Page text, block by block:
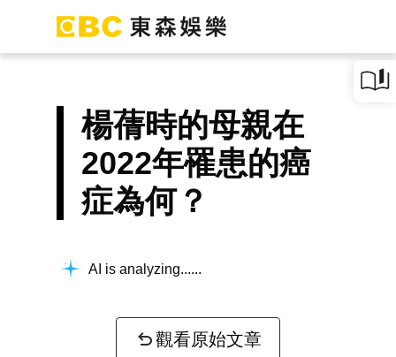
楊蒨時的母親在
2022年罹患的癌
症為何？
AI is analyzing...
觀看原始文章